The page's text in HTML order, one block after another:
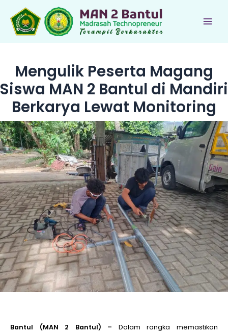
konten
Mengulik Peserta Magang
Siswa MAN 2 Bantul di Mandiri
Berkarya Lewat Monitoring
Bantul (MAN 2 Bantul) – Dalam rangka memastikan